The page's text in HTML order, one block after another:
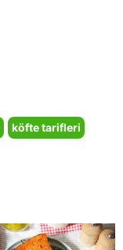
köfte tarifleri